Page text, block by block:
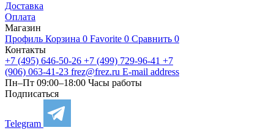
Доставка
Оплата
Магазин
Профиль Корзина 0 Favorite 0 Сравнить 0
Контакты
+7 (495) 646-50-26 +7 (499) 729-96-41 +7
(906) 063-41-23 frez@frez.ru E-mail address
Пн–Пт 09:00–18:00 Часы работы
Подписаться
Telegram